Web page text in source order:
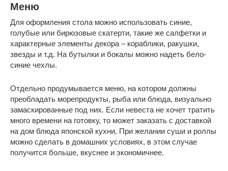
Меню
Для оформления стола можно использовать синие,
голубые или бирюзовые скатерти, такие же салфетки и
характерные элементы декора – кораблики, ракушки,
звезды и т.д. На бутылки и бокалы можно надеть бело-
синие чехлы.
Отдельно продумывается меню, на котором должны
преобладать морепродукты, рыба или блюда, визуально
замаскированные под них. Если невеста не хочет тратить
много времени на готовку, то может заказать с доставкой
на дом блюда японской кухни. При желании суши и роллы
можно сделать в домашних условиях, в этом случае
получится больше, вкуснее и экономичнее.